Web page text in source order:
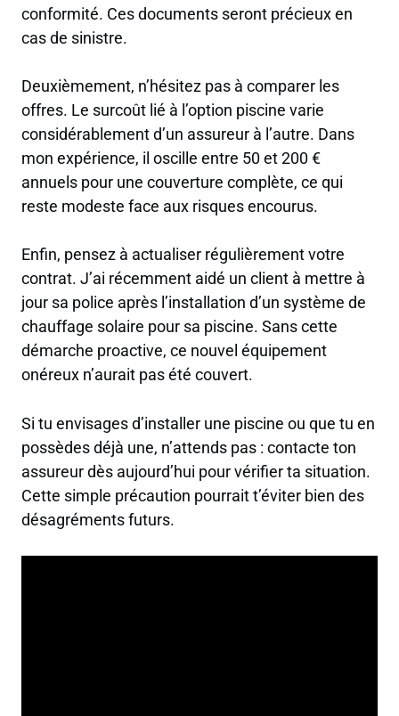
conformité. Ces documents seront précieux en
cas de sinistre.
Deuxièmement, n’hésitez pas à comparer les
offres. Le surcoût lié à l’option piscine varie
considérablement d’un assureur à l’autre. Dans
mon expérience, il oscille entre 50 et 200 €
annuels pour une couverture complète, ce qui
reste modeste face aux risques encourus.
Enfin, pensez à actualiser régulièrement votre
contrat. J’ai récemment aidé un client à mettre à
jour sa police après l’installation d’un système de
chauffage solaire pour sa piscine. Sans cette
démarche proactive, ce nouvel équipement
onéreux n’aurait pas été couvert.
Si tu envisages d’installer une piscine ou que tu en
possèdes déjà une, n’attends pas : contacte ton
assureur dès aujourd’hui pour vérifier ta situation.
Cette simple précaution pourrait t’éviter bien des
désagréments futurs.